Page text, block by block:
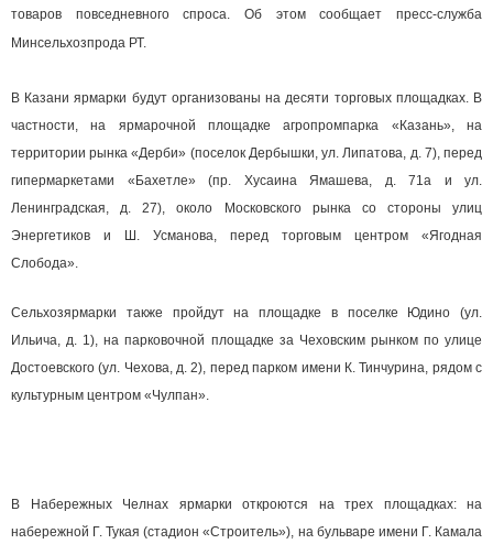
товаров повседневного спроса. Об этом сообщает пресс-служба
Минсельхозпрода РТ.
В Казани ярмарки будут организованы на десяти торговых площадках. В
частности, на ярмарочной площадке агропромпарка «Казань», на
территории рынка «Дерби» (поселок Дербышки, ул. Липатова, д. 7), перед
гипермаркетами «Бахетле» (пр. Хусаина Ямашева, д. 71а и ул.
Ленинградская, д. 27), около Московского рынка со стороны улиц
Энергетиков и Ш. Усманова, перед торговым центром «Ягодная
Слобода».
Сельхозярмарки также пройдут на площадке в поселке Юдино (ул.
Ильича, д. 1), на парковочной площадке за Чеховским рынком по улице
Достоевского (ул. Чехова, д. 2), перед парком имени К. Тинчурина, рядом с
культурным центром «Чулпан».
В Набережных Челнах ярмарки откроются на трех площадках: на
набережной Г. Тукая (стадион «Строитель»), на бульваре имени Г. Камала